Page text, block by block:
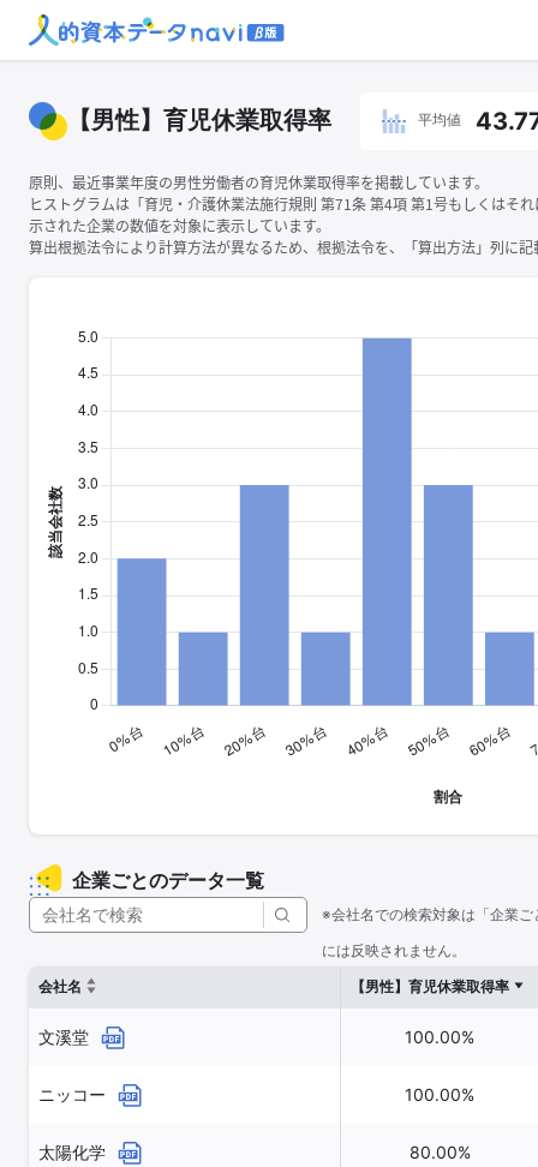
【男性】育児休業取得率 平均値
原則、最近事業年度の男性労働者の育児休業取得率を掲載しています。
ヒストグラムは「育児・介護休業法施行規則 第71条 第4項 第1号もしくはそ
示された企業の数値を対象に表示しています。
算出根拠法令により計算方法が異なるため、根拠法令を、「算出方法」列に
企業ごとのデータ一覧
※会社名での検索対象は「企業
には反映されません。
会社名
【男性】育児休業取得率
文溪堂 100.00%
ニッコー 100.00%
太陽化学 80.00%